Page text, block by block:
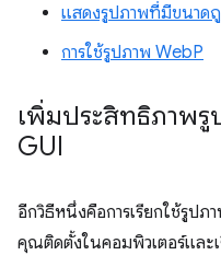
แสดงรูปภาพที่มีขนาด
การใช้รูปภาพ WebP
เพิ่มประสิทธิภาพรู
GUI
อีกวิธีหนึ่งคือการเรียกใช้รูป
คุณติดตั้งในคอมพิวเตอร์และ